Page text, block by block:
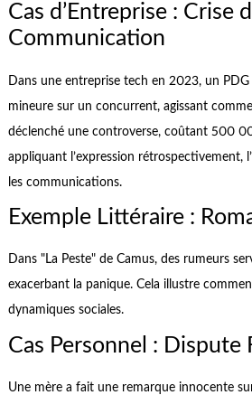
Cas d’Entreprise : Crise
Communication
Dans une entreprise tech en 2023, un
mineure sur un concurrent, agissant
déclenché une controverse, coûtant 500
appliquant l’expression rétrospectivement,
les communications.
Exemple Littéraire :
Dans "La Peste" de Camus, des rumeurs
exacerbant la panique. Cela illustre
dynamiques sociales.
Cas Personnel : Dispute
Une mère a fait une remarque innocente